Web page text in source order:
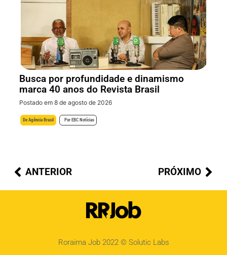
Busca por profundidade e dinamismo
marca 40 anos do Revista Brasil
Postado em 8 de agosto de 2026
De Agência Brasil Por EBC Notícias
ANTERIOR PRÓXIMO
Roraima Job 2022 © Solutic Labs